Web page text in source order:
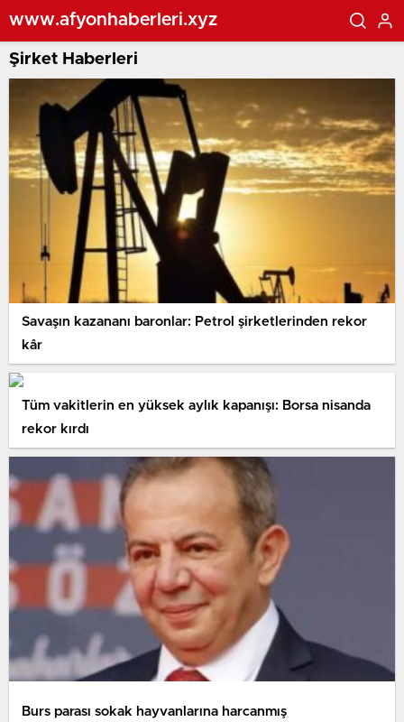
www.afyonhaberleri.xyz
Şirket Haberleri
Savaşın kazananı baronlar: Petrol şirketlerinden rekor
kâr
Tüm vakitlerin en yüksek aylık kapanışı: Borsa nisanda
rekor kırdı
Burs parası sokak hayvanlarına harcanmış